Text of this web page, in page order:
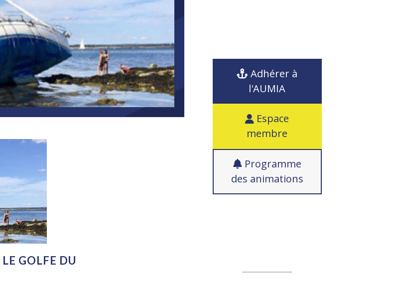
GOLFE DU
Adhérer à
l'AUMIA
Espace
membre
Programme
des animations